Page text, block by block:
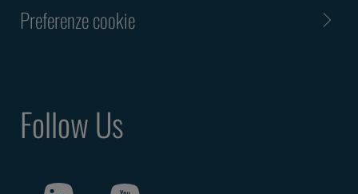
Preferenze cookie
Follow Us